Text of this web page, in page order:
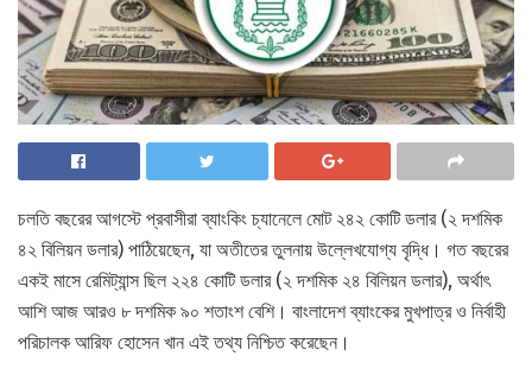
চলতি বছরের আগস্টে প্রবাসীরা ব্যাংকিং চ্যানেলে মোট ২৪২ কোটি ডলার (২ দশমিক
৪২ বিলিয়ন ডলার) পাঠিয়েছেন, যা অতীতের তুলনায় উল্লেখযোগ্য বৃদ্ধি। গত বছরের
একই মাসে রেমিট্যান্স ছিল ২২৪ কোটি ডলার (২ দশমিক ২৪ বিলিয়ন ডলার), অর্থাৎ
আশি আজ আরও ৮ দশমিক ৯০ শতাংশ বেশি। বাংলাদেশ ব্যাংকের মুখপাত্র ও নির্বাহী
পরিচালক আরিফ হোসেন খান এই তথ্য নিশ্চিত করেছেন।